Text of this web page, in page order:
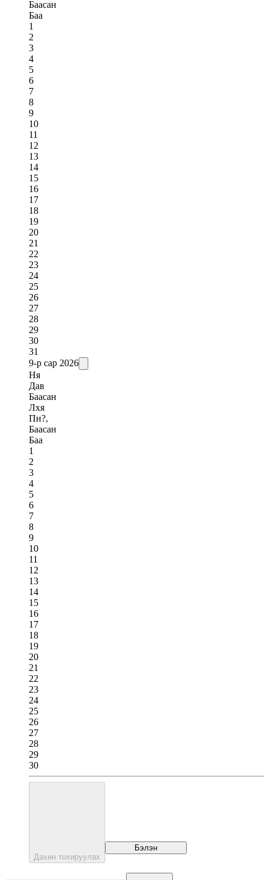
Баасан
Баа
1
2
3
4
5
6
7
8
9
10
11
12
13
14
15
16
17
18
19
20
21
22
23
24
25
26
27
28
29
30
31
9-р сар 2026
Ня
Дав
Баасан
Лхя
Пн?,
Баасан
Баа
1
2
3
4
5
6
7
8
9
10
11
12
13
14
15
16
17
18
19
20
21
22
23
24
25
26
27
28
29
30
Дахин тохируулах
Бэлэн